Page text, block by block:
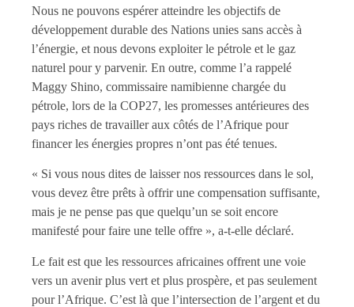
Nous ne pouvons espérer atteindre les objectifs de
développement durable des Nations unies sans accès à
l’énergie, et nous devons exploiter le pétrole et le gaz
naturel pour y parvenir. En outre, comme l’a rappelé
Maggy Shino, commissaire namibienne chargée du
pétrole, lors de la COP27, les promesses antérieures des
pays riches de travailler aux côtés de l’Afrique pour
financer les énergies propres n’ont pas été tenues.
« Si vous nous dites de laisser nos ressources dans le sol,
vous devez être prêts à offrir une compensation suffisante,
mais je ne pense pas que quelqu’un se soit encore
manifesté pour faire une telle offre », a-t-elle déclaré.
Le fait est que les ressources africaines offrent une voie
vers un avenir plus vert et plus prospère, et pas seulement
pour l’Afrique. C’est là que l’intersection de l’argent et du